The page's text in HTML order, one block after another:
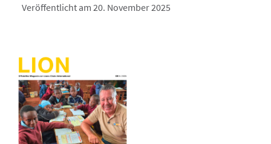
Veröffentlicht am 20. November 2025